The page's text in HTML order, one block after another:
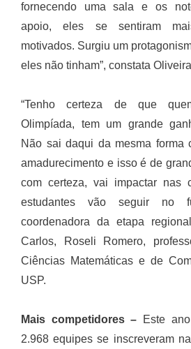
fornecendo uma sala e os
apoio, eles se sentiram
motivados. Surgiu um
eles não tinham”, constata
“Tenho certeza de que
Olimpíada, tem um grande
Não sai daqui da mesma forma
amadurecimento e isso é de
com certeza, vai impactar nas
estudantes vão seguir no
coordenadora da etapa
Carlos, Roseli Romero,
Ciências Matemáticas e de
USP.
Mais competidores – Este
2.968 equipes se inscreveram